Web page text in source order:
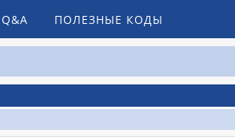
Q&A ПОЛЕЗНЫЕ КОДЫ